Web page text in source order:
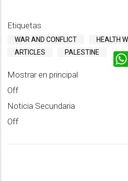
Etiquetas
WAR AND CONFLICT
HEALTH
ARTICLES
PALESTINE
Mostrar en principal
Off
Noticia Secundaria
Off